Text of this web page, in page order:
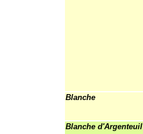
Blanche
Blanche d'Argenteuil